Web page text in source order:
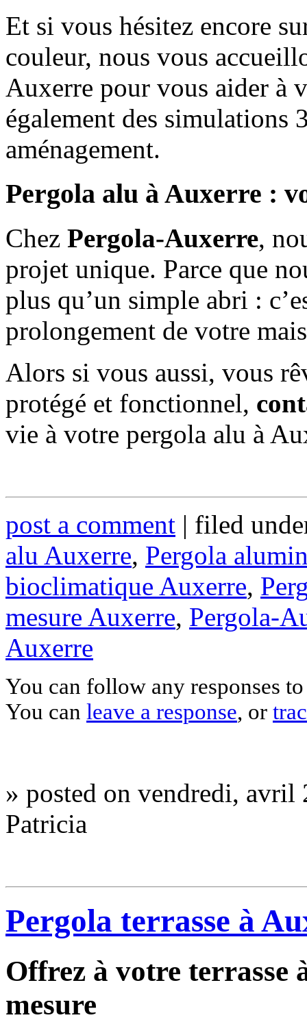
Et si vous hésitez encore
couleur, nous vous
Auxerre pour vous aider à
également des
aménagement.
Pergola alu à Auxerre :
Chez Pergola-Auxerre,
projet unique. Parce que
plus qu’un simple abri :
prolongement de votre
Alors si vous aussi, vous
protégé et fonctionnel,
vie à votre pergola alu à
post a comment | filed
alu Auxerre, Pergola
bioclimatique Auxerre,
mesure Auxerre, Pergola-
Auxerre
You can follow any responses
You can leave a response, or
» posted on vendredi,
Patricia
Pergola terrasse à
Offrez à votre terrasse
mesure